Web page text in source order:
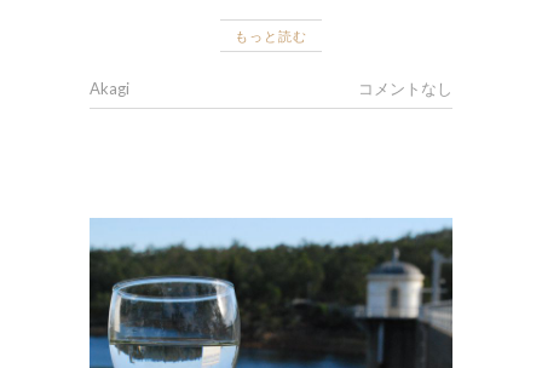
もっと読む
Akagi コメントなし